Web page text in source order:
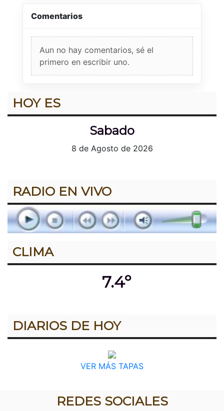
Comentarios
Aun no hay comentarios, sé el
primero en escribir uno.
HOY ES
Sabado
8 de Agosto de 2026
RADIO EN VIVO
CLIMA
7.4º
DIARIOS DE HOY
VER MÁS TAPAS
REDES SOCIALES